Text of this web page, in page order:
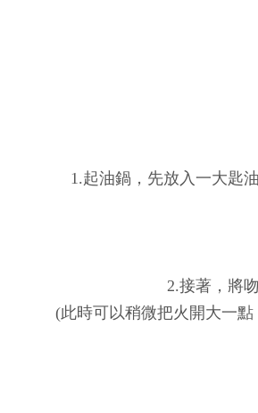
1.起油鍋，先放入一大匙
2.接著，將
(此時可以稍微把火開大一